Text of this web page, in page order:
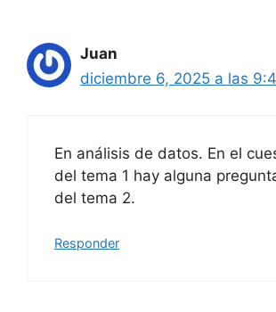
Juan
diciembre 6, 2025 a las
En análisis de datos. En el
del tema 1 hay alguna
del tema 2.
Responder